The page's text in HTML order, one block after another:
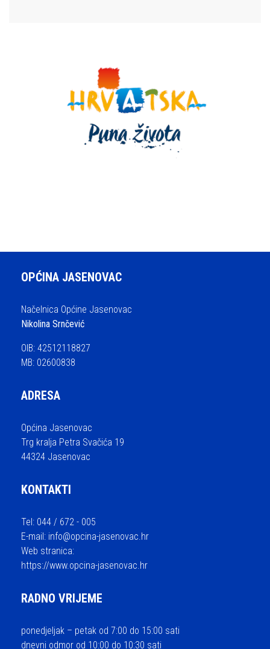
OPĆINA JASENOVAC
Načelnica Općine Jasenovac
Nikolina Srnčević
OIB: 42512118827
MB: 02600838
ADRESA
Općina Jasenovac
Trg kralja Petra Svačića 19
44324 Jasenovac
KONTAKTI
Tel: 044 / 672 - 005
E-mail: info@opcina-jasenovac.hr
Web stranica:
https://www.opcina-jasenovac.hr
RADNO VRIJEME
ponedjeljak – petak od 7:00 do 15:00 sati
dnevni odmor od 10:00 do 10:30 sati